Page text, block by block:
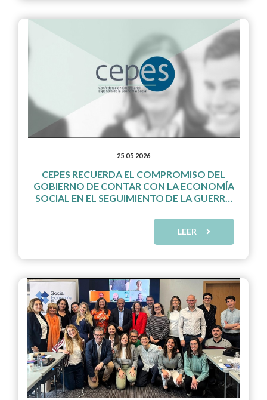
25 05 2026
CEPES RECUERDA EL COMPROMISO DEL
GOBIERNO DE CONTAR CON LA ECONOMÍA
SOCIAL EN EL SEGUIMIENTO DE LA GUERRA
LEER